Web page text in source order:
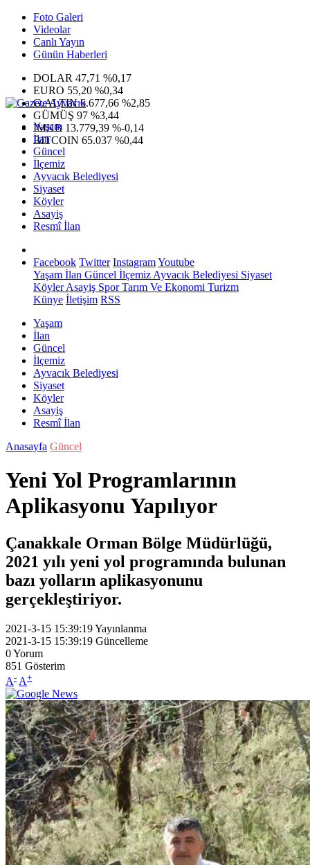
Foto Galeri
Videolar
Canlı Yayın
Günün Haberleri
DOLAR 47,71 %0,17
EURO 55,20 %0,34
G.ALTIN6.677,66 %2,85
GÜMÜŞ 97 %3,44
IMKB 13.779,39 %-0,14
BITCOIN 65.037 %0,44
Yaşam
İlan
Güncel
İlçemiz
Ayvacık Belediyesi
Siyaset
Köyler
Asayiş
Resmî İlan
Facebook Twitter InstagramYoutube
Yaşam İlan Güncel İlçemiz Ayvacık Belediyesi Siyaset
KöylerAsayiş SporTarım Ve Ekonomi Turizm
Künye İletişim RSS
Yaşam
İlan
Güncel
İlçemiz
Ayvacık Belediyesi
Siyaset
Köyler
Asayiş
Resmî İlan
Anasayfa Güncel
Yeni Yol Programlarının
Aplikasyonu Yapılıyor
Çanakkale Orman Bölge Müdürlüğü,
2021 yılı yeni yol programında bulunan
bazı yolların aplikasyonunu
gerçekleştiriyor.
2021-3-15 15:39:19Yayınlanma
2021-3-15 15:39:19 Güncelleme
0Yorum
851 Gösterim
A- A+